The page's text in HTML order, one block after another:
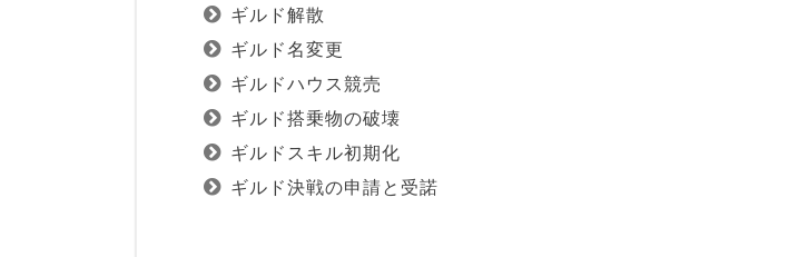
ギルド解散
ギルド名変更
ギルドハウス競売
ギルド搭乗物の破壊
ギルドスキル初期化
ギルド決戦の申請と受諾